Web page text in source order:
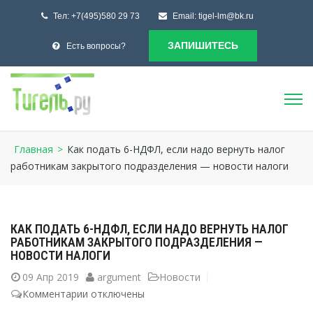
Тел: +7(495)580 29 73 Email: tigel-lm@bk.ru
Есть вопросы? ЗАПИШИТЕСЬ
Главная > Как подать 6-НДФЛ, если надо вернуть налог
работникам закрытого подразделения — новости налоги
КАК ПОДАТЬ 6-НДФЛ, ЕСЛИ НАДО ВЕРНУТЬ НАЛОГ
РАБОТНИКАМ ЗАКРЫТОГО ПОДРАЗДЕЛЕНИЯ —
НОВОСТИ НАЛОГИ
09 Апр 2019 argument
Новости
Комментарии котключены